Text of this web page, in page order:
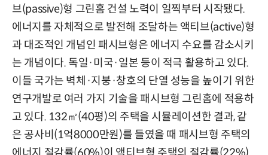
브(passive)형 그린홈 건설 노력이 일찍부터 시작됐다.
에너지를 자체적으로 발전해 조달하는 액티브(active)형
과 대조적인 개념인 패시브형은 에너지 수요를 감소시키
는 개념이다. 독일·미국·일본 등이 적극 활용하고 있다.
이들 국가는 벽체·지붕·창호의 단열 성능을 높이기 위한
연구개발로 여러 가지 기술을 패시브형 그린홈에 적용하
고 있다. 132㎡(40평)의 주택을 시뮬레이션한 결과, 같
은 공사비(1억8000만원)를 들였을 때 패시브형 주택의